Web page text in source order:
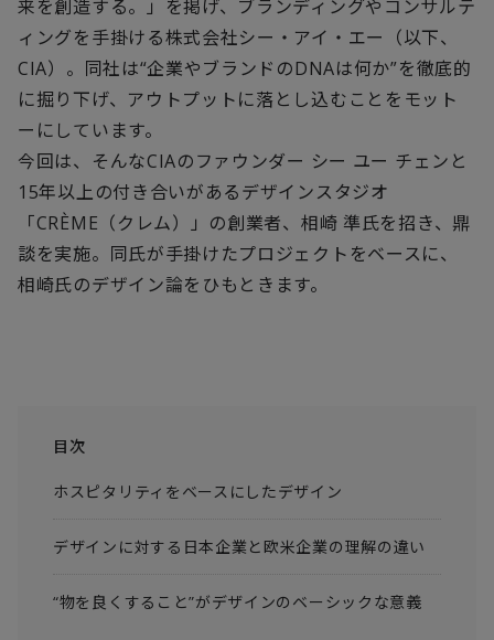
来を創造する。」を掲げ、ブランディングやコンサルテ
ィングを手掛ける株式会社シー・アイ・エー（以下、
CIA）。同社は“企業やブランドのDNAは何か”を徹底的
に掘り下げ、アウトプットに落とし込むことをモット
ーにしています。
今回は、そんなCIAのファウンダー シー ユー チェンと
15年以上の付き合いがあるデザインスタジオ
「CRÈME（クレム）」の創業者、相崎 準氏を招き、鼎
談を実施。同氏が手掛けたプロジェクトをベースに、
相崎氏のデザイン論をひもときます。
目次
ホスピタリティをベースにしたデザイン
デザインに対する日本企業と欧米企業の理解の違い
“物を良くすること”がデザインのベーシックな意義